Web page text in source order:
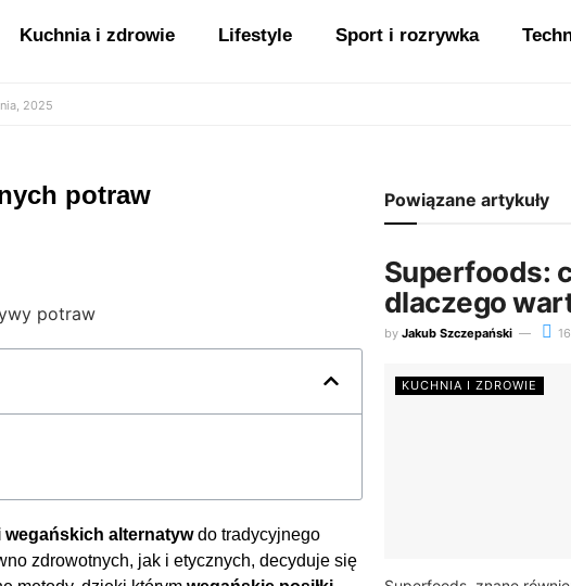
Kuchnia i zdrowie Lifestyle Sport i rozrywka
2025
potraw
alternatywdo tradycyjnego
zdrowotnych, jak i etycznych, decyduje się
Powiązane artykuły
Superfoods:
dlaczego
by Jakub Szczepański
KUCHNIA I ZDROWIE